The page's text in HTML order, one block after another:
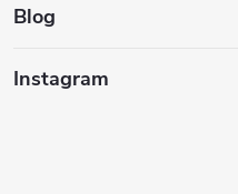
Blog
Instagram